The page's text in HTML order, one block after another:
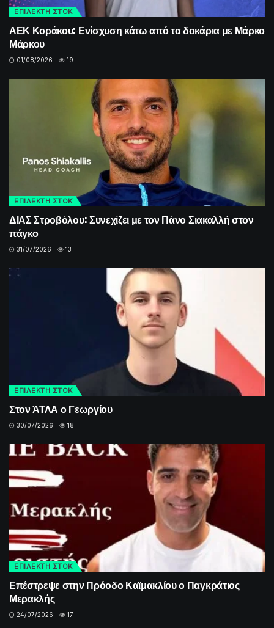
ΕΠΙΛΕΚΤΗ ΣΤΟΚ
ΑΕΚ Κοράκου: Ενίσχυση κάτω από τα δοκάρια με Μάρκο
Μάρκου
01/08/2026 19
ΕΠΙΛΕΚΤΗ ΣΤΟΚ
ΔΙΑΣ Στροβόλου: Συνεχίζει με τον Πάνο Σιακαλλή στον
πάγκο
31/07/2026 13
ΕΠΙΛΕΚΤΗ ΣΤΟΚ
Στον ΆΤΛΑ ο Γεωργίου
30/07/2026 18
ΕΠΙΛΕΚΤΗ ΣΤΟΚ
Επέστρεψε στην Πρόοδο Καϊμακλίου ο Παγκράτιος
Μερακλής
24/07/2026 17